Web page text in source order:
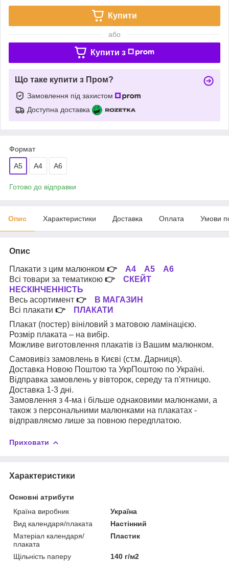
Купити
або
Купити з
Що таке купити з Пром?
Замовлення під захистом
Доступна доставка
Формат
A5 A4 А6
Готово до відправки
Опис Характеристики Доставка Оплата Умови
Опис
Плакати з цим малюнком 👉 А4 А5
А6
Всі товари за тематикою 👉 СКЕЙТ
НЕСКІНЧЕННІСТЬ
Весь асортимент 👉
В МАГАЗИН
Всі плакати 👉
ПЛАКАТИ
Плакат (постер) вініловий з матовою ламінацією.
Розмір плаката – на вибір.
Можливе виготовлення плакатів із Вашим малюнком.
Самовивіз замовлень в Києві (ст.м. Дарниця).
Доставка Новою Поштою та УкрПоштою по Україні.
Відправка замовлень у вівторок, середу та п'ятницю.
Доставка 1-3 дні.
Замовлення з 4-ма і більше однаковими малюнками, а
також з персональними малюнками на плакатах -
відправляємо лише за повною передплатою.
Приховати
Характеристики
Основні атрибути
Країна виробник
Україна
Вид календаря/плаката
Настінний
Матеріал календаря/
плаката
Пластик
Щільність паперу
140 г/м2